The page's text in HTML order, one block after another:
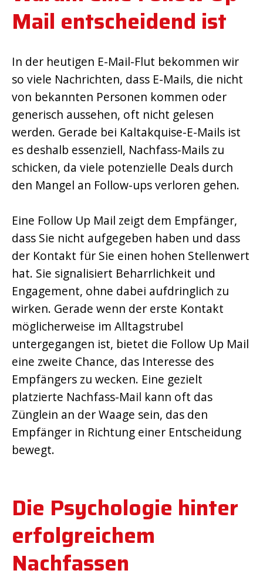
Mail entscheidend ist
In der heutigen E-Mail-Flut bekommen wir
so viele Nachrichten, dass E-Mails, die nicht
von bekannten Personen kommen oder
generisch aussehen, oft nicht gelesen
werden. Gerade bei Kaltakquise-E-Mails ist
es deshalb essenziell, Nachfass-Mails zu
schicken, da viele potenzielle Deals durch
den Mangel an Follow-ups verloren gehen.
Eine Follow Up Mail zeigt dem Empfänger,
dass Sie nicht aufgegeben haben und dass
der Kontakt für Sie einen hohen Stellenwert
hat. Sie signalisiert Beharrlichkeit und
Engagement, ohne dabei aufdringlich zu
wirken. Gerade wenn der erste Kontakt
möglicherweise im Alltagstrubel
untergegangen ist, bietet die Follow Up Mail
eine zweite Chance, das Interesse des
Empfängers zu wecken. Eine gezielt
platzierte Nachfass-Mail kann oft das
Zünglein an der Waage sein, das den
Empfänger in Richtung einer Entscheidung
bewegt.
Die Psychologie hinter
erfolgreichem
Nachfassen